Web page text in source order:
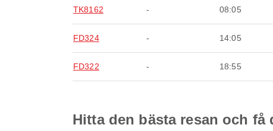
TK8162 - 08:05
FD324 - 14:05
FD322 - 18:55
Hitta den bästa resan och